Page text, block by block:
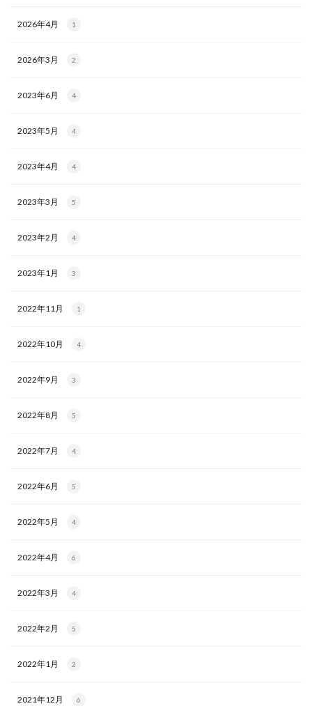
2026年4月 1
2026年3月 2
2023年6月 4
2023年5月 4
2023年4月 4
2023年3月 5
2023年2月 4
2023年1月 3
2022年11月 1
2022年10月 4
2022年9月 3
2022年8月 5
2022年7月 4
2022年6月 5
2022年5月 4
2022年4月 6
2022年3月 4
2022年2月 5
2022年1月 2
2021年12月 6